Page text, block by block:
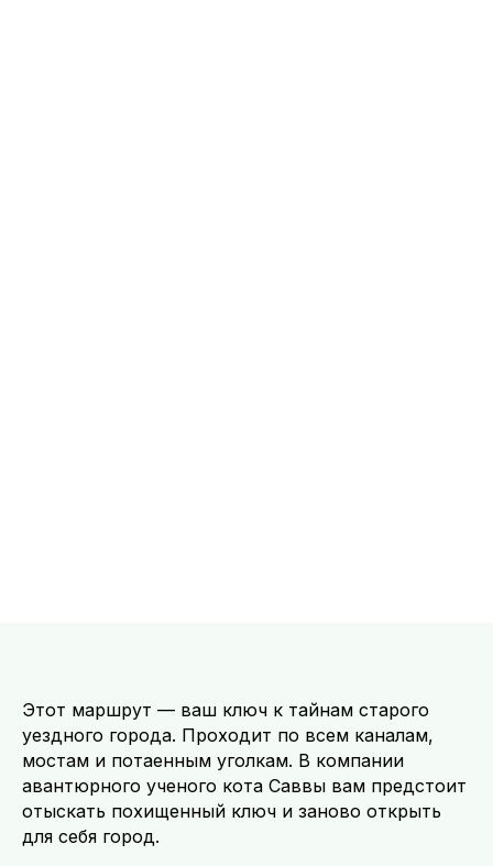
Этот маршрут — ваш ключ к тайнам старого
уездного города. Проходит по всем каналам,
мостам и потаенным уголкам. В компании
авантюрного ученого кота Саввы вам предстоит
отыскать похищенный ключ и заново открыть
для себя город.